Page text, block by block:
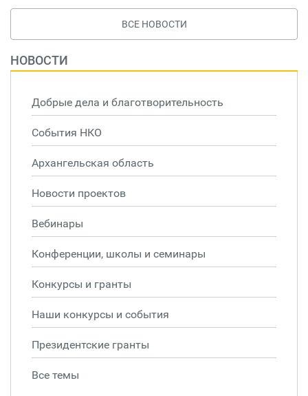
ВСЕ НОВОСТИ
НОВОСТИ
Добрые дела и благотворительность
События НКО
Архангельская область
Новости проектов
Вебинары
Конференции, школы и семинары
Конкурсы и гранты
Наши конкурсы и события
Президентские гранты
Все темы